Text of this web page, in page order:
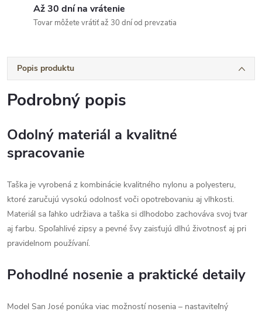
Až 30 dní na vrátenie
Tovar môžete vrátiť až 30 dní od prevzatia
Popis produktu
Podrobný popis
Odolný materiál a kvalitné
spracovanie
Taška je vyrobená z kombinácie kvalitného nylonu a polyesteru,
ktoré zaručujú vysokú odolnosť voči opotrebovaniu aj vlhkosti.
Materiál sa ľahko udržiava a taška si dlhodobo zachováva svoj tvar
aj farbu. Spoľahlivé zipsy a pevné švy zaisťujú dlhú životnosť aj pri
pravidelnom používaní.
Pohodlné nosenie a praktické detaily
Model San José ponúka viac možností nosenia – nastaviteľný